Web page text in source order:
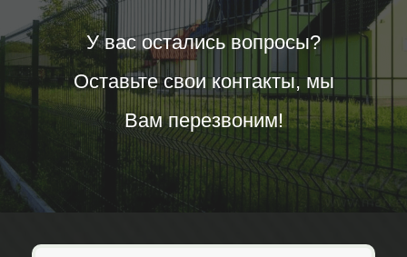
У вас остались вопросы?
Оставьте свои контакты, мы
Вам перезвоним!